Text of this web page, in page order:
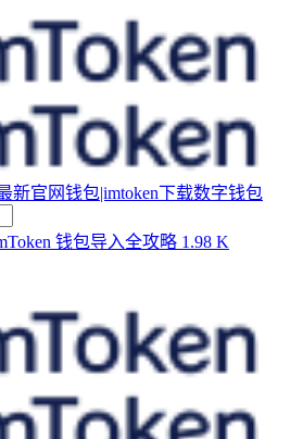
新官网钱包|imtoken下载数字钱包
钱包导入全攻略 1.98 K